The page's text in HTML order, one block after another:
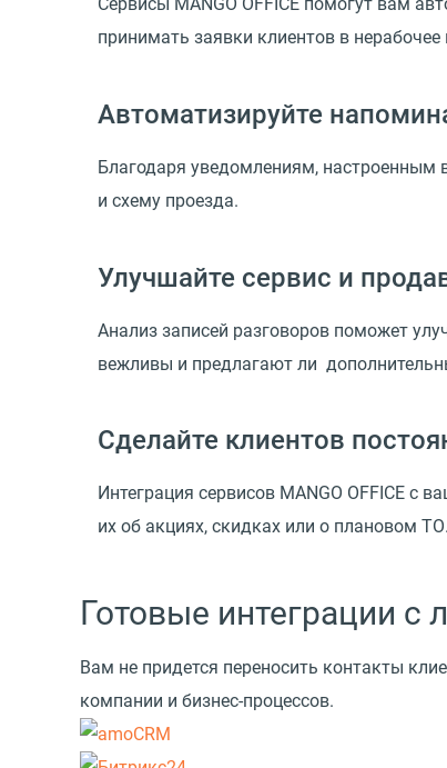
Сервисы MANGO OFFICE помогут вам
принимать заявки клиентов в нерабочее
Автоматизируйте
Благодаря уведомлениям, настроенным
и схему проезда.
Улучшайте сервис и
Анализ записей разговоров поможет
вежливы и предлагают ли
Сделайте клиентов
Интеграция сервисов MANGO OFFICE
их об акциях, скидках или о плановом ТО.
Готовые интеграции с
Вам не придется переносить контакты
компании и бизнес-процессов.